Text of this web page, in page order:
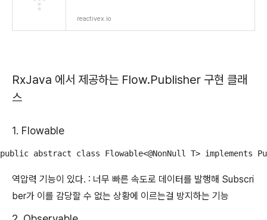
reactivex.io
RxJava 에서 제공하는 Flow.Publisher 구현 클래
스
1. Flowable
public abstract class Flowable<@NonNull T> implements
역압력 기능이 있다. : 너무 빠른 속도로 데이터를 발행해 Subscri
ber가 이를 감당할 수 없는 상황에 이르는걸 방지하는 기능